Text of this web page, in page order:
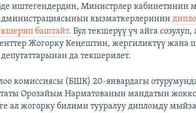
иштегендердин, Министрлер кабинетинин
кызматкерлеринин
баштайт. Бул текшерүү үч айга
Жогорку Кеңештин, жергиликтүү жана
да текшерилет.
комиссиясы (БШК) 20-январдагы
Орозайым Нарматованын мандатын
ал жогорку билими тууралуу дипломду